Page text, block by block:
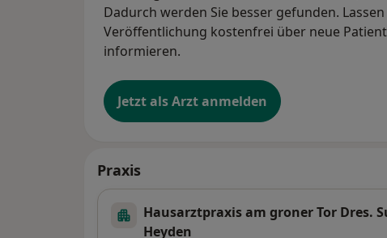
Dadurch werden Sie besser gefunden.
Veröffentlichung kostenfrei über neue
informieren.
Jetzt als Arzt anmelden
Praxis
Hausarztpraxis am groner Tor Dres.
Heyden